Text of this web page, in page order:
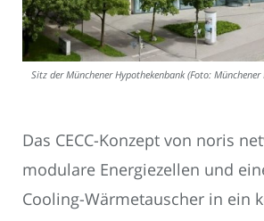
Sitz der Münchener Hypothekenbank (Foto: Münchener
Das CECC-Konzept von noris
modulare Energiezellen und
Cooling-Wärmetauscher in ein